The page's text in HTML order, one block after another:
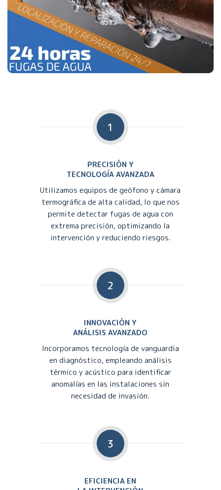
1
PRECISIÓN Y
TECNOLOGÍA AVANZADA
Utilizamos equipos de geófono y cámara
termográfica de alta calidad, lo que nos
permite detectar fugas de agua con
extrema precisión, optimizando la
intervención y reduciendo riesgos.
2
INNOVACIÓN Y
ANÁLISIS AVANZADO
Incorporamos tecnología de vanguardia
en diagnóstico, empleando análisis
térmico y acústico para identificar
anomalías en las instalaciones sin
necesidad de invasión.
3
EFICIENCIA EN